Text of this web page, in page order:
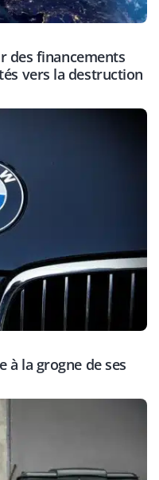
des financements
vers la destruction
à la grogne de ses